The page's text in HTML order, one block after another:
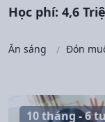
Học phí: 4,6
Ăn sáng Đón
10 tháng - 6